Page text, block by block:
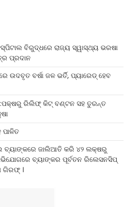
ବିରୁଦ୍ଧରେ ରାଜ୍ୟ ସ୍ୱାସ୍ଥ୍ୟ ଭରଷା
ପ୍ରଦାନ
ବର୍ଷା ଜଳ ଭର୍ତି, ପ୍ୟାରେଡ୍ ହେବ
ରିଲିଫ୍ କିଟ୍ ବଣ୍ଟନ ସହ ତୁରନ୍ତ
ପାଳିତ
ଜାଲିଆତି କରି ୪୨ ଲକ୍ଷରୁ
ବ୍ୟାଙ୍କର ପୂର୍ବତନ ରିଲେସନସିପ୍
ଗିରଫ୍ ।